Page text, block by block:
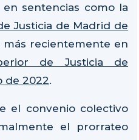
sentencias como la
Justicia de Madrid de
más recientemente en
de Justicia de
de 2022.
el convenio colectivo
el prorrateo